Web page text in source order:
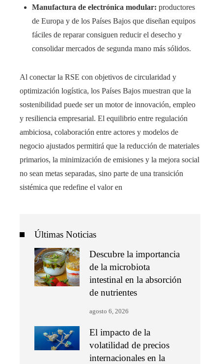
Manufactura de electrónica modular: productores
de Europa y de los Países Bajos que diseñan equipos
fáciles de reparar consiguen reducir el desecho y
consolidar mercados de segunda mano más sólidos.
Al conectar la RSE con objetivos de circularidad y
optimización logística, los Países Bajos muestran que la
sostenibilidad puede ser un motor de innovación, empleo
y resiliencia empresarial. El equilibrio entre regulación
ambiciosa, colaboración entre actores y modelos de
negocio ajustados permitirá que la reducción de materiales
primarios, la minimización de emisiones y la mejora social
no sean metas separadas, sino parte de una transición
sistémica que redefine el valor en
Últimas Noticias
Descubre la importancia
de la microbiota
intestinal en la absorción
de nutrientes
agosto 6, 2026
El impacto de la
volatilidad de precios
internacionales en la